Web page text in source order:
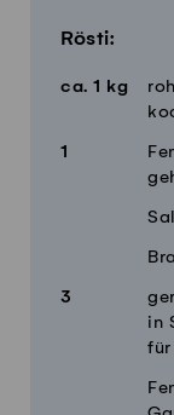
Rösti:
ca. 1 kg
1
3
in
für